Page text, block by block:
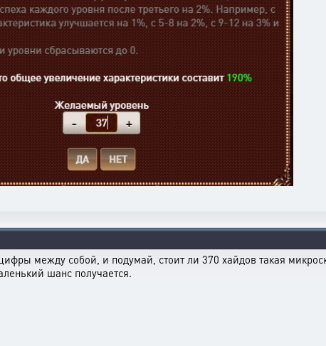
между собой, и подумай, стоит ли 370 хайдов такая
шанс получается.